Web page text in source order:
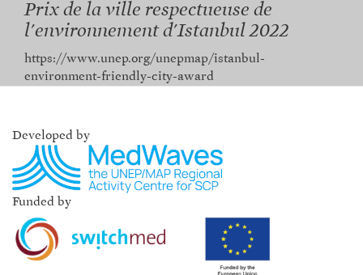
Prix de la ville respectueuse de
l'environnement d'Istanbul 2022
https://www.unep.org/unepmap/istanbul-
environment-friendly-city-award
Developed by
Funded by